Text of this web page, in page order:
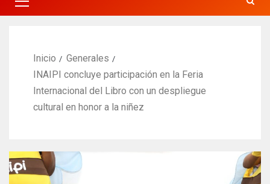
Inicio
Generales
INAIPI concluye participación en la Feria
Internacional del Libro con un despliegue
cultural en honor a la niñez